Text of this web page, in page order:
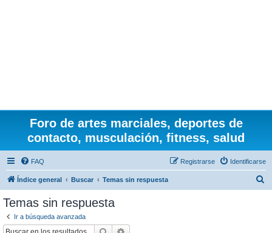
Foro de artes marciales, deportes de
contacto, musculación, fitness, salud
FAQ Identificarse
Registrarse
Índice general Buscar Temas sin respuesta
Temas sin respuesta
Ir a búsqueda avanzada